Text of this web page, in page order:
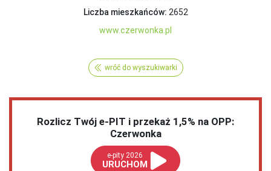
Liczba mieszkańców: 2652
www.czerwonka.pl
wróć do wyszukiwarki
Rozlicz Twój e-PIT i przekaż 1,5% na OPP:
Czerwonka
e-pity 2026
URUCHOM